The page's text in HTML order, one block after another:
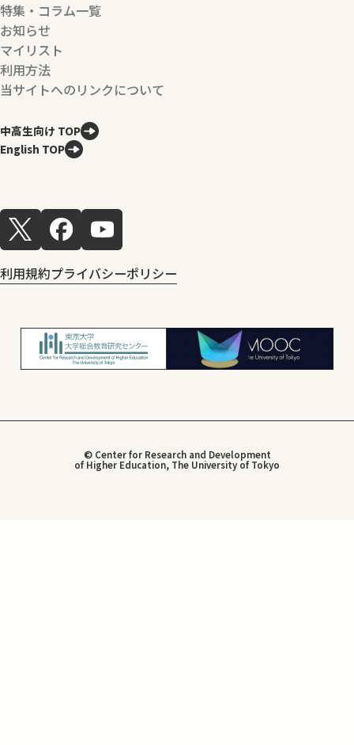
特集・コラム一覧
お知らせ
マイリスト
利用方法
当サイトへのリンクについて
中高生向け TOP
English TOP
利用規約プライバシーポリシー
© Center for Research and Development
of Higher Education, The University of Tokyo